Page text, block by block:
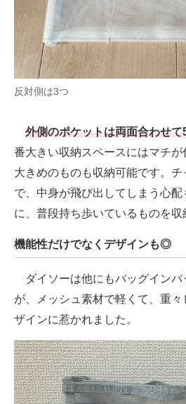
反対側は3つ
外側のポケットは両面合わせ
番大きい収納スペースにはマチ
大きめのものも収納可能です。
で、中身が飛び出してしまう心
に、普段持ち歩いているものを収
機能性だけでなくデザインも◎
ダイソーは他にもバッグインバ
が、メッシュ素材で軽くて、重
ザインに惹かれました。